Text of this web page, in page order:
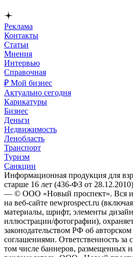
Реклама
Контакты
Статьи
Мнения
Интервью
Справочная
₽ Мой бизнес
Актуально сегодня
Карикатуры
Бизнес
Деньги
Недвижимость
Ленобласть
Транспорт
Туризм
Санкции
Информационная продукция для
старше 16 лет (436-ФЗ от
— © ООО «Новый проспект». Вся
на веб-сайте newprospect.ru
материалы, шрифт, элементы
иллюстрации/фотографии),
законодательством РФ об
соглашениями. Ответственность за
том числе баннеров, размещенных